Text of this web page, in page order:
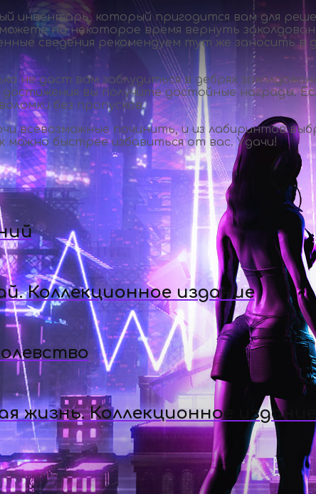
инвентарь, который пригодится вам для
на некоторое время вернуть
сведения рекомендуем тут же заносить
не даст вам заблудиться в дебрях
достижения вы получите достойные награды.
без пропусков.
всевозможные починить, и из лабиринтов
быстрее избавиться от вас. Удачи!
Коллекционное издание
жизнь. Коллекционное издание